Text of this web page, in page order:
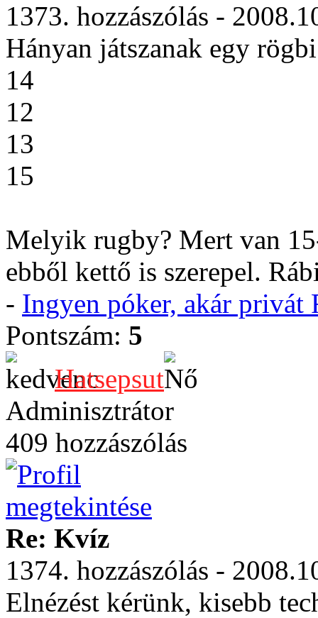
1373. hozzászólás -
Hányan játszanak egy
14
12
13
15
Melyik rugby? Mert van
ebből kettő is szerepel.
- Ingyen póker, akár privát
Pontszám: 5
Hatsepsut
Adminisztrátor
409 hozzászólás
Re: Kvíz
1374. hozzászólás -
Elnézést kérünk, kisebb